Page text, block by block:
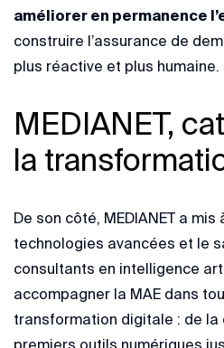
améliorer en permanence
construire l’assurance de
plus réactive et plus humaine.
MEDIANET,
la
De son côté, MEDIANET a
technologies avancées et le
consultants en intelligence
accompagner la MAE dans
transformation digitale : de la
premiers outils numériques